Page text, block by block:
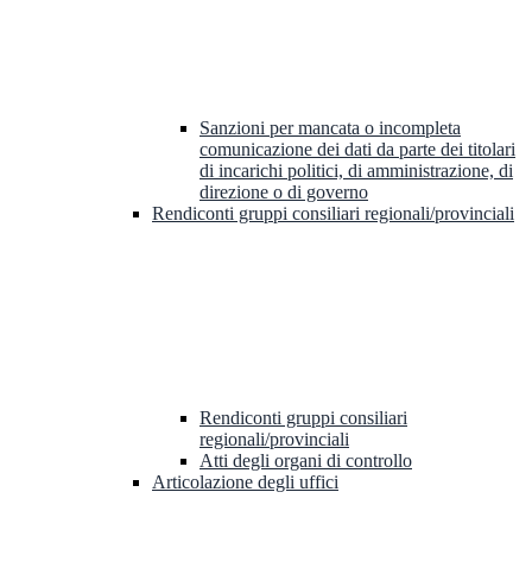
Sanzioni per mancata o incompleta
comunicazione dei dati da parte dei titolari
di incarichi politici, di amministrazione, di
direzione o di governo
Rendiconti gruppi consiliari regionali/provinciali
Rendiconti gruppi consiliari
regionali/provinciali
Atti degli organi di controllo
Articolazione degli uffici